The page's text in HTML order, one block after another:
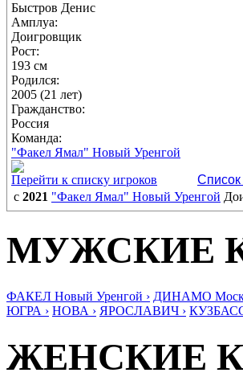
Быстров Денис
Амплуа:
Доигровщик
Рост:
193 см
Родился:
2005 (21 лет)
Гражданство:
Россия
Команда:
"Факел Ямал" Новый Уренгой
Перейти к списку игроков
Список
с 2021 "Факел Ямал" Новый Уренгой
МУЖСКИЕ
ФАКЕЛ Новый Уренгой › ДИНАМО
ЮГРА › НОВА › ЯРОСЛАВИЧ ›
ЖЕНСКИЕ